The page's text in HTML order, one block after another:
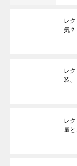
レ
気
レ
装
レ
量